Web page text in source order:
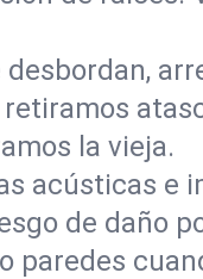
la vieja.
acústicas e
de daño
paredes